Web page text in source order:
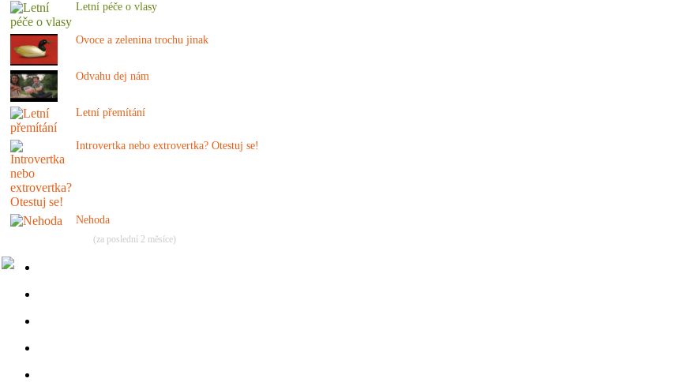
Letní péče o vlasy
Ovoce a zelenina trochu jinak
Odvahu dej nám
Letní přemítání
Introvertka nebo extrovertka? Otestuj se!
Nehoda
(za poslední 2 měsíce)